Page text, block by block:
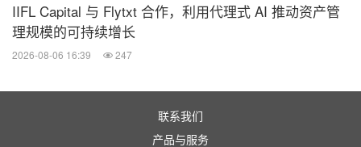
IIFL Capital 与 Flytxt 合作，利用代理式 AI 推动资产管
理规模的可持续增长
2026-08-06 16:39 247
联系我们
产品与服务